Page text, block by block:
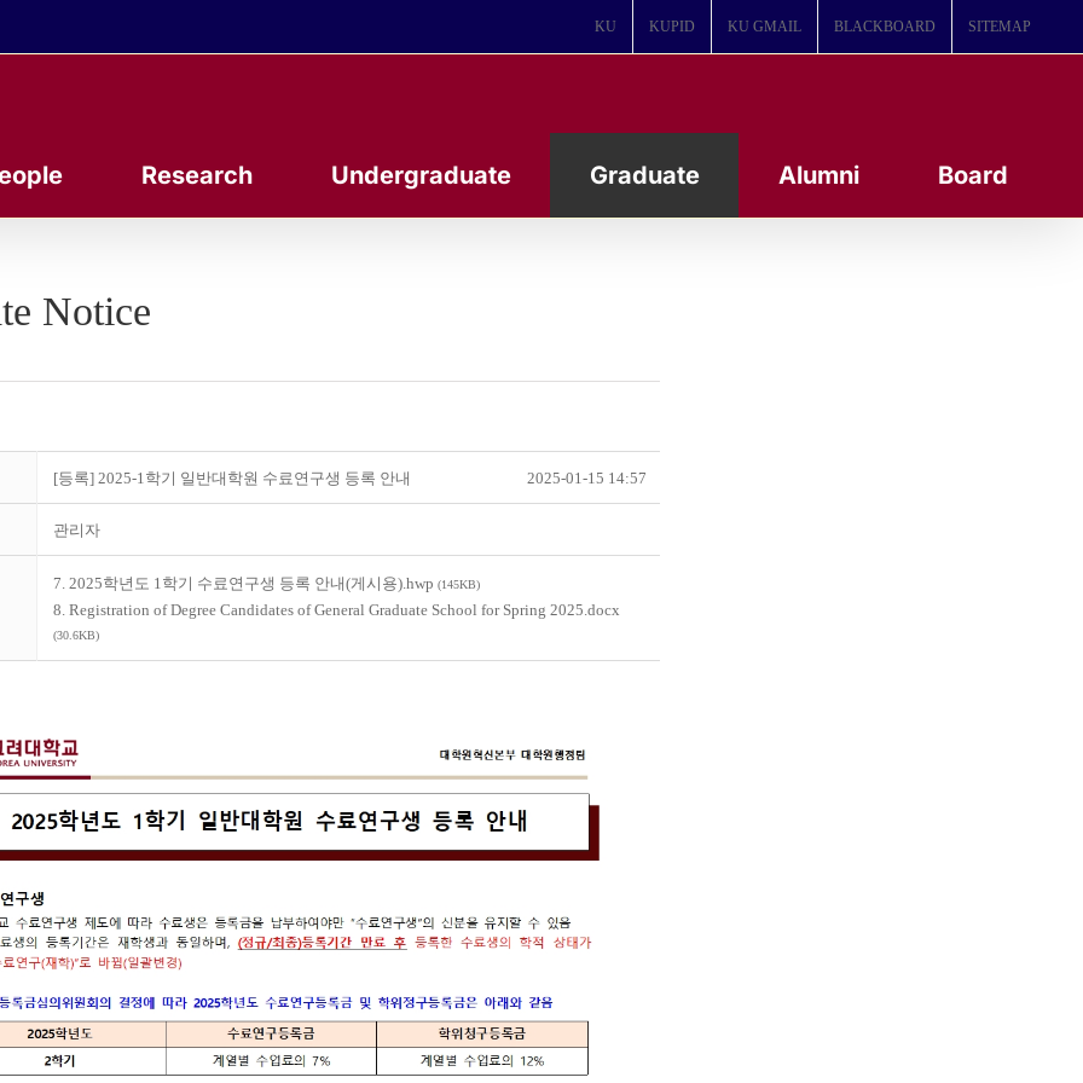
KU KUPID KU GMAIL BLACKBOARD SITEMAP
Research Undergraduate Graduate Alumni Board
Notice
[등록] 2025-1학기 일반대학원 수료연구생 등록 안내 2025-01-15 14:57
관리자
7. 2025학년도 1학기 수료연구생 등록 안내(게시용).hwp (145KB)
8. Registration of Degree Candidates of General Graduate School for Spring 2025.docx
(30.6KB)